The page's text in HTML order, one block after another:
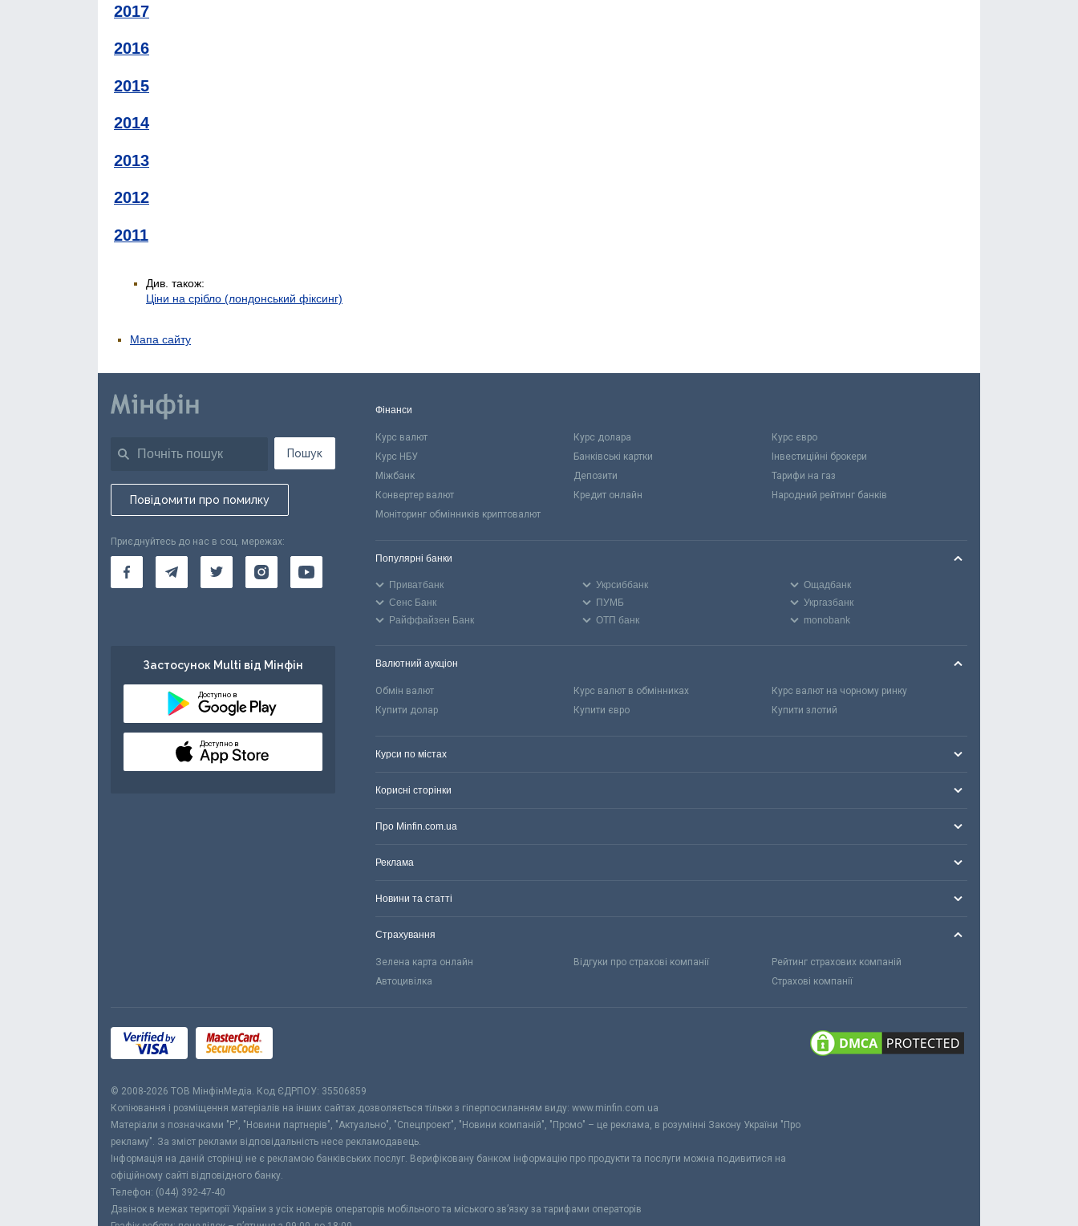
2017
2016
2015
2014
2013
2012
2011
Див. також:
Ціни на срібло (лондонський фіксинг)
Мапа сайту
Пошук
Повідомити про помилку
Приєднуйтесь до нас в соц. мережах:
Застосунок Multi від Мінфін
Доступно в
Доступно в
Фінанси
Курс валют Курс долара
Курс євро
Курс НБУ
Банківські картки
Інвестиційні брокери
Міжбанк
Депозити
Тарифи на газ
Конвертер валют
Кредит онлайн
Народний рейтинг банків
Моніторинг обмінників криптовалют
Популярні банки
Приватбанк Укрсиббанк
Ощадбанк
Сенс Банк
ПУМБ
Укргазбанк
Райффайзен Банк
ОТП банк monobank
Валютний аукціон
Обмін валют Курс валют в обмінниках
Курс валют на чорному ринку
Купити долар
Купити євро Купити злотий
Курси по містах
Корисні сторінки
Про Minfin.com.ua
Реклама
Новини та статті
Страхування
Зелена карта онлайн Відгуки про страхові компанії
Рейтинг страхових компаній
Автоцивілка
Страхові компанії
© 2008-2026 ТОВ МiнфiнМедiа. Код ЄДРПОУ: 35506859
Копіювання і розміщення матеріалів на інших сайтах дозволяється тільки з гіперпосиланням виду: www.minfin.com.ua
Матеріали з позначками "Р", "Новини партнерів", "Актуально", "Спецпроект", "Новини компаній", "Промо" – це реклама, в розумінні Закону України "Про
рекламу". За зміст реклами відповідальність несе рекламодавець.
Інформація на даній сторінці не є рекламою банківських послуг. Верифіковану банком інформацію про продукти та послуги можна подивитися на
офіційному сайті відповідного банку.
Телефон: (044) 392-47-40
Дзвінок в межах території України з усіх номерів операторів мобільного та міського зв’язку за тарифами операторів